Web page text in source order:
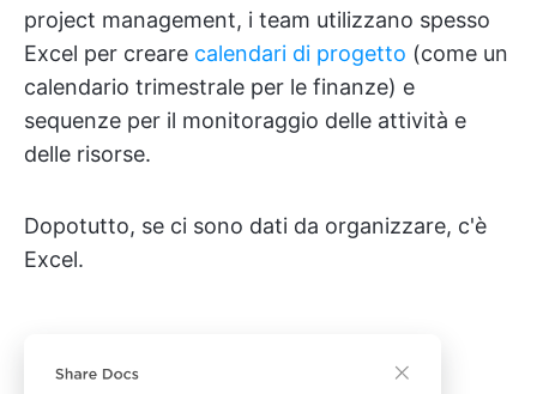
project management, i team utilizzano spesso
Excel per creare calendari di progetto (come un
calendario trimestrale per le finanze) e
sequenze per il monitoraggio delle attività e
delle risorse.
Dopotutto, se ci sono dati da organizzare, c'è
Excel.